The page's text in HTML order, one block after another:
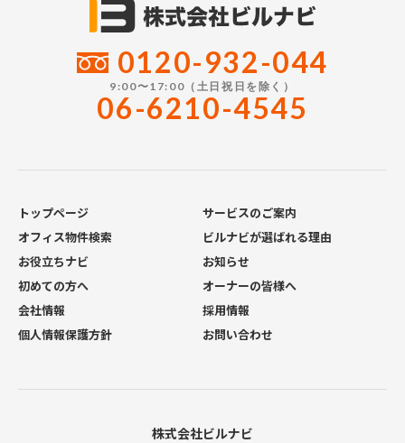
0120-932-044
9:00〜17:00（土日祝日を除く）
06-6210-4545
トップページ
サービスのご案内
オフィス物件検索
ビルナビが選ばれる理由
お役立ちナビ
お知らせ
初めての方へ
オーナーの皆様へ
会社情報
採用情報
個人情報保護方針
お問い合わせ
株式会社ビルナビ